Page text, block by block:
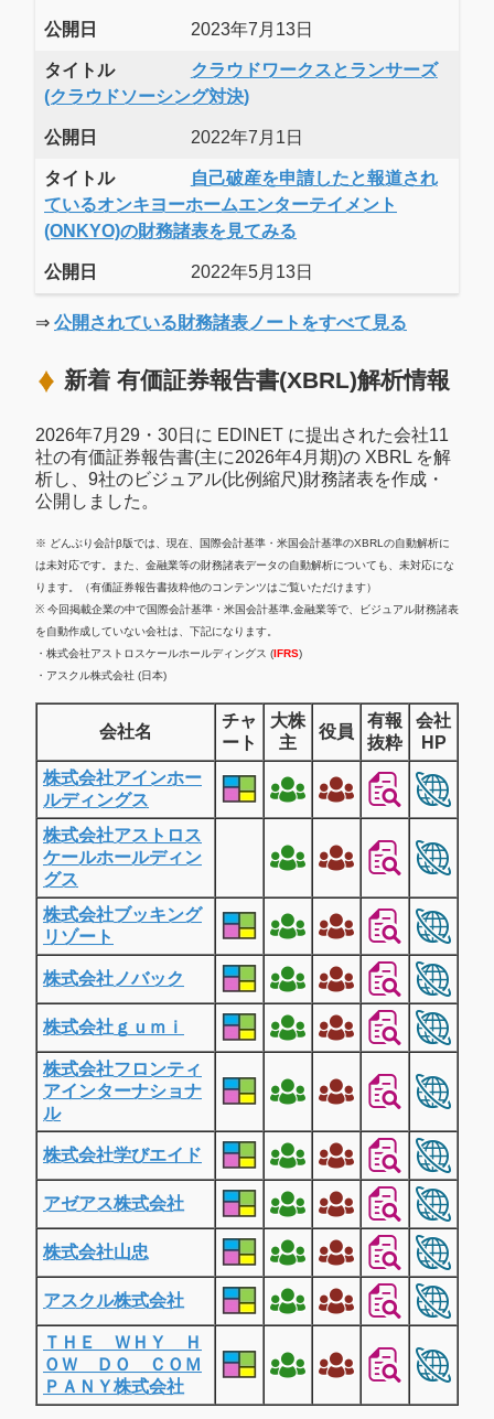
公開日 2023年7月13日
タイトル
クラウドワークスとランサーズ
(クラウドソーシング対決)
公開日 2022年7月1日
タイトル
自己破産を申請したと報道され
ているオンキヨーホームエンターテイメント
(ONKYO)の財務諸表を見てみる
公開日 2022年5月13日
⇒ 公開されている財務諸表ノートをすべて見る
新着 有価証券報告書(XBRL)解析情報
2026年7月29・30日に EDINET に提出された会社11
社の有価証券報告書(主に2026年4月期)の XBRL を解
析し、9社のビジュアル(比例縮尺)財務諸表を作成・
公開しました。
※ どんぶり会計β版では、現在、国際会計基準・米国会計基準のXBRLの自動解析に
は未対応です。また、金融業等の財務諸表データの自動解析についても、未対応にな
ります。（有価証券報告書抜粋他のコンテンツはご覧いただけます）
※ 今回掲載企業の中で国際会計基準・米国会計基準,金融業等で、ビジュアル財務諸表
を自動作成していない会社は、下記になります。
・株式会社アストロスケールホールディングス (IFRS)
・アスクル株式会社 (日本)
会社名
チャ
ート
大株
主
役員
有報
抜粋
会社
HP
株式会社アインホー
ルディングス
株式会社アストロス
ケールホールディン
グス
株式会社ブッキング
リゾート
株式会社ノバック
株式会社ｇｕｍｉ
株式会社フロンティ
アインターナショナ
ル
株式会社学びエイド
アゼアス株式会社
株式会社山忠
アスクル株式会社
ＴＨＥ ＷＨＹ Ｈ
ＯＷ ＤＯ ＣＯＭ
ＰＡＮＹ株式会社